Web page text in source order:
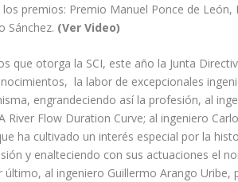
premios: Premio Manuel Ponce de
Sánchez. (Ver Video)
que otorga la SCI, este año la Junta
la labor de excepcionales
engrandeciendo así la profesión, al
Flow Duration Curve; al ingeniero
ha cultivado un interés especial por la
y enalteciendo con sus actuaciones el
al ingeniero Guillermo Arango Uribe,